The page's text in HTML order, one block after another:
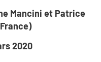
Mancini et Patrice
2020